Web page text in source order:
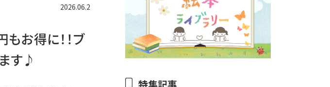
2026.06.2
お得に！！ブ
す♪
特集記事